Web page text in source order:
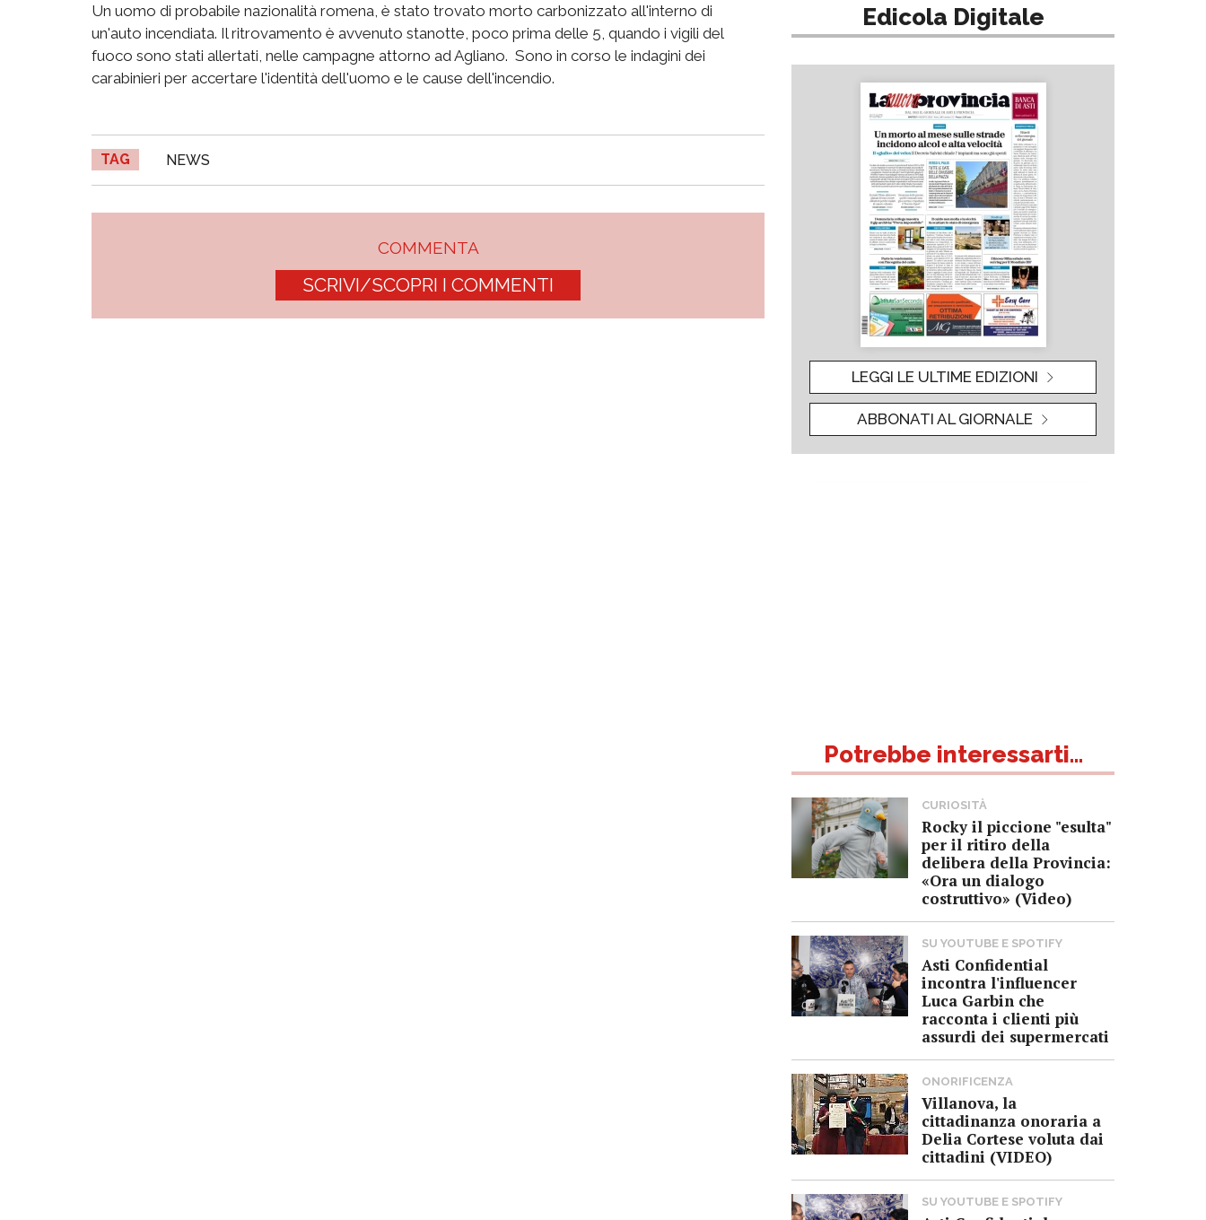
Un uomo di probabile nazionalità romena, è stato trovato morto carbonizzato all'interno di
un'auto incendiata. Il ritrovamento è avvenuto stanotte, poco prima delle 5, quando i vigili del
fuoco sono stati allertati, nelle campagne attorno ad Agliano. Sono in corso le indagini dei
carabinieri per accertare l'identità dell'uomo e le cause dell'incendio.
TAG NEWS
COMMENTA
SCRIVI/SCOPRI I COMMENTI
Edicola Digitale
LEGGI LE ULTIME EDIZIONI
ABBONATI AL GIORNALE
Potrebbe interessarti...
CURIOSITÀ
Rocky il piccione "esulta"
per il ritiro della
delibera della Provincia:
«Ora un dialogo
costruttivo» (Video)
SU YOUTUBE E SPOTIFY
Asti Confidential
incontra l'influencer
Luca Garbin che
racconta i clienti più
assurdi dei supermercati
ONORIFICENZA
Villanova, la
cittadinanza onoraria a
Delia Cortese voluta dai
cittadini (VIDEO)
SU YOUTUBE E SPOTIFY